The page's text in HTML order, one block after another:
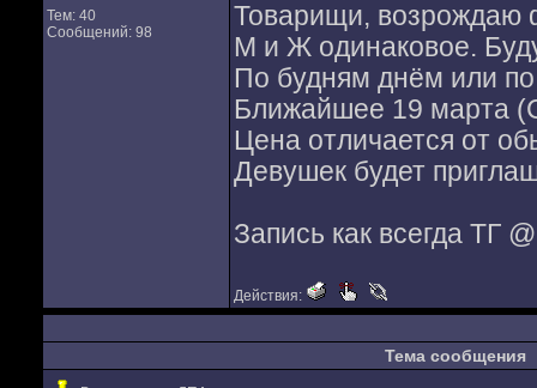
Тем: 40
Сообщений: 98
Товарищи, возрождаю
М и Ж одинаковое.
По будням днём или по
Ближайшее 19 марта
Цена отличается от
Девушек будет
Запись как всегда ТГ
Действия:
Тема сообщения